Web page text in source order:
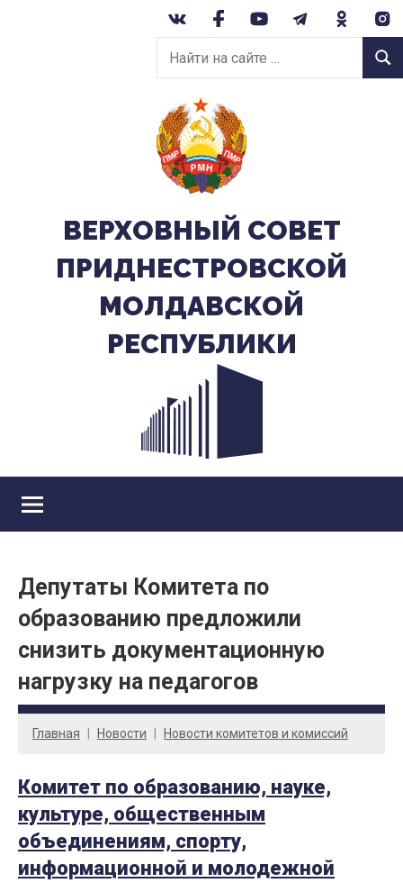
Найти
на
сайте:
ВЕРХОВНЫЙ CОВЕТ
ПРИДНЕСТРОВСКОЙ
МОЛДАВСКОЙ
РЕСПУБЛИКИ
Депутаты Комитета по
образованию предложили
снизить документационную
нагрузку на педагогов
Главная Новости Новости комитетов и комиссий
Комитет по образованию, науке,
культуре, общественным
объединениям, спорту,
информационной и молодежной